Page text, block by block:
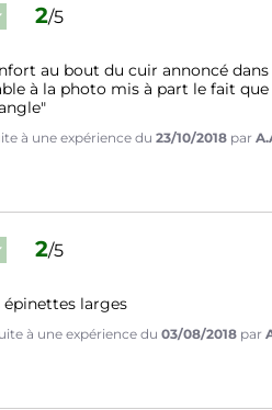
2/5
au bout du cuir annoncé
à la photo mis à part le fait
à une expérience du 23/10/2018 par
2/5
larges
à une expérience du 03/08/2018 par